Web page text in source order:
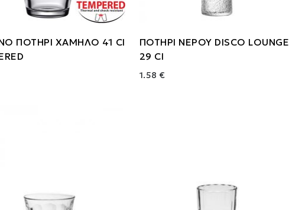
ΠΟΤΗΡΙ ΧΑΜΗΛΟ 41 Cl
ΠΟΤΗΡΙ ΝΕΡΟΥ DISCO LOUNGE
29 Cl
1.58 €